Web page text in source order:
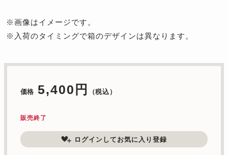
※画像はイメージです。
※入荷のタイミングで箱のデザインは異なります。
価格 5,400円 （税込）
販売終了
ログインしてお気に入り登録